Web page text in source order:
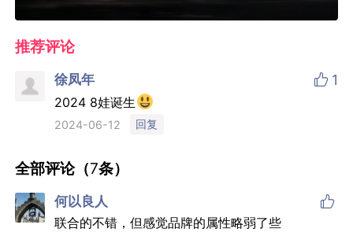
推荐评论
徐凤年  1
2024 8娃诞生
2024-06-12 回复
全部评论（7 条）
何以良人 